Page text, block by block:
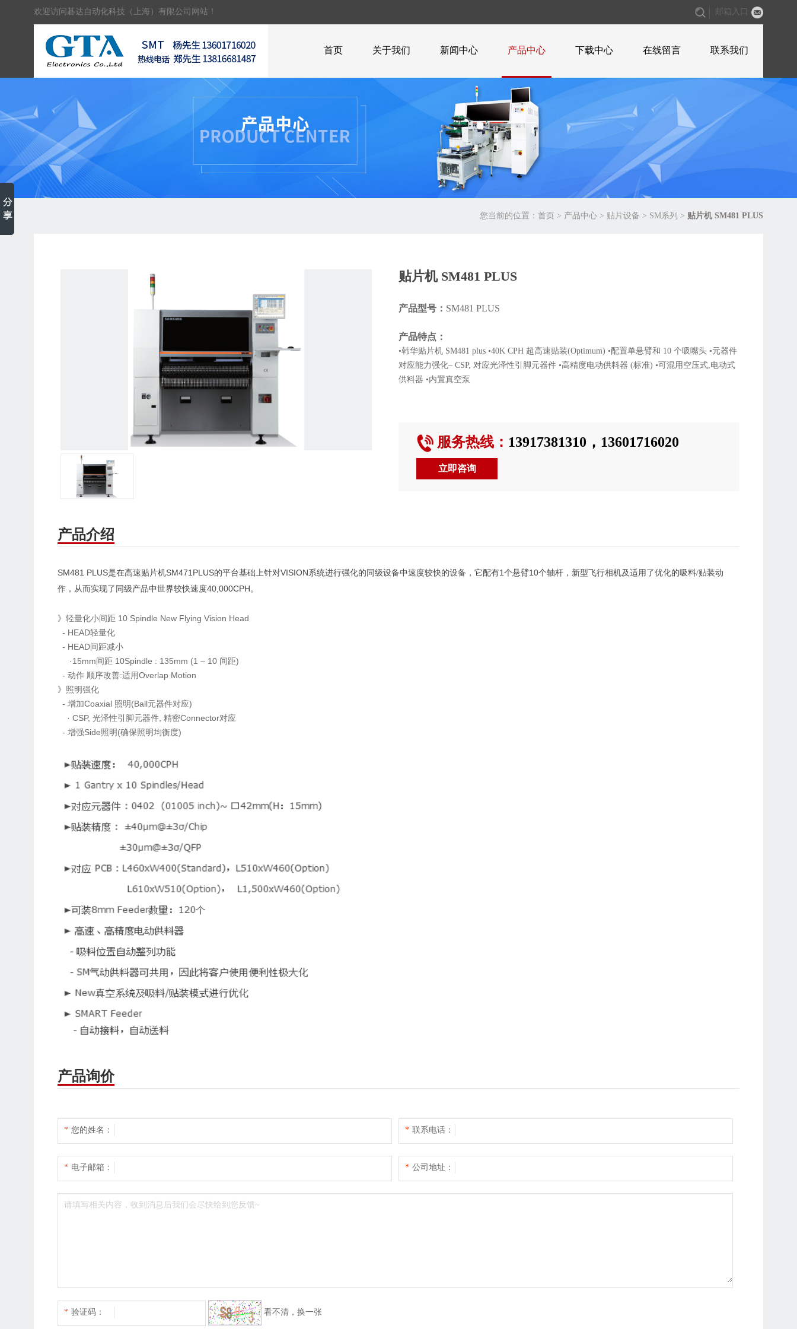
欢迎访问碁达自动化科技（上海）有限公司网站！ 邮箱入口
首页 关于我们 新闻中心 产品中心 下载中心 在线留言 联系我们
您当前的位置： 首页 > 产品中心 > 贴片设备 > SM系列 > 贴片机 SM481 PLUS
贴片机 SM481 PLUS
产品型号： SM481 PLUS
产品特点：
•韩华贴片机 SM481 plus •40K CPH 超高速贴装(Optimum) •配置单悬臂和 10 个吸嘴头 •元器件
对应能力强化– CSP, 对应光泽性引脚元器件 •高精度电动供料器 (标准) •可混用空压式,电动式
供料器 •内置真空泵
服务热线： 13917381310， 13601716020
立即咨询
产品介绍
SM481 PLUS是在高速贴片机SM471PLUS的平台基础上针对VISION系统进行强化的同级设备中速度较快的设备，它配有1个悬臂10个轴杆，新型飞行相机及适用了优化的吸料/贴装动
作，从而实现了同级产品中世界较快速度40,000CPH。
》轻量化小间距 10 Spindle New Flying Vision Head
- HEAD轻量化
- HEAD间距减小
·15mm间距 10Spindle : 135mm (1 – 10 间距)
- 动作 顺序改善:适用Overlap Motion
》照明强化
- 增加Coaxial 照明(Ball元器件对应)
· CSP, 光泽性引脚元器件, 精密Connector对应
- 增强Side照明(确保照明均衡度)
产品询价
* 您的姓名： * 联系电话：
* 电子邮箱： * 公司地址：
* 验证码： 看不清，换一张